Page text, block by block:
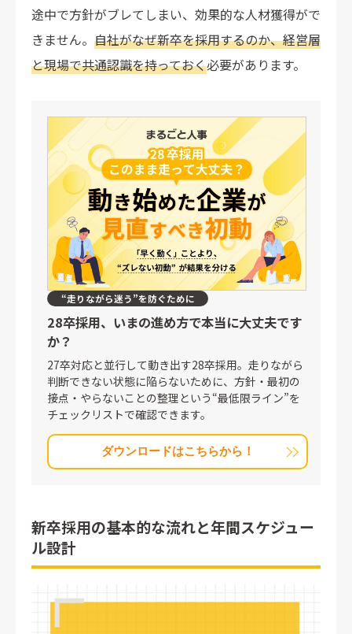
途中で方針がブレてしまい、効果的な人材獲得がで
きません。 自社がなぜ新卒を採用するのか、経営層
と現場で共通認識を持っておく必要があります。
“走りながら迷う”を防ぐために
28卒採用、いまの進め方で本当に大丈夫です
か？
27卒対応と並行して動き出す28卒採用。走りながら
判断できない状態に陥らないために、方針・最初の
接点・やらないことの整理という“最低限ライン”を
チェックリストで確認できます。
ダウンロードはこちらから！
新卒採用の基本的な流れと年間スケジュー
ル設計